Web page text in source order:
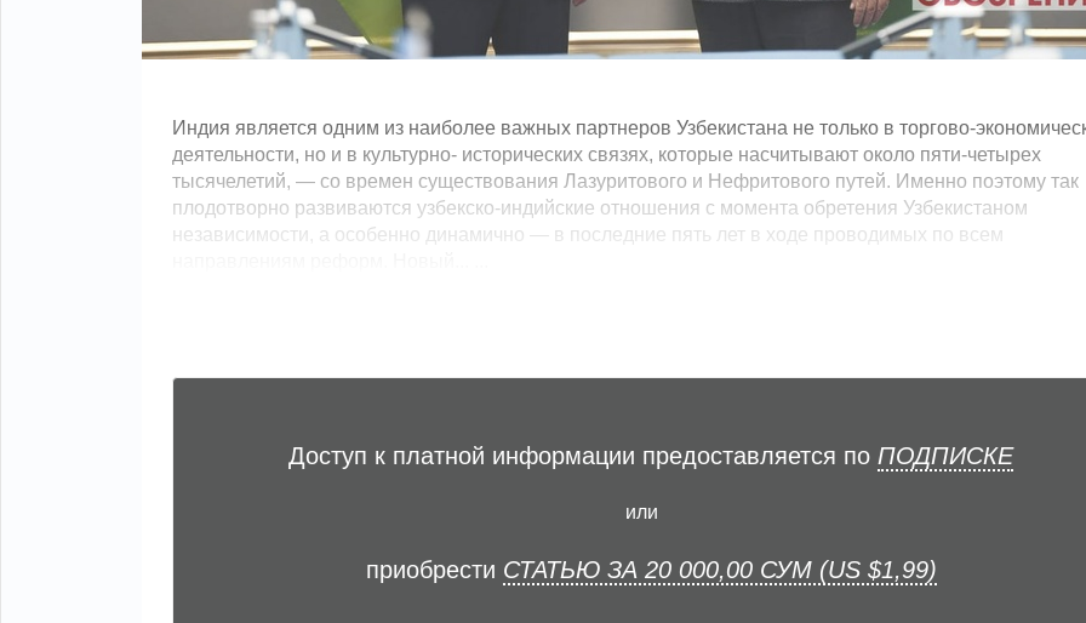
Индия является одним из наиболее важных партнеров Узбекистана не только в торгово-
деятельности, но и в культурно- исторических связях, которые насчитывают около пяти-четырех
тысячелетий, — со времен существования Лазуритового и Нефритового путей. Именно поэтому так
плодотворно развиваются узбекско-индийские отношения с момента обретения Узбекистаном
независимости, а особенно динамично — в последние пять лет в ходе проводимых по всем
Доступ к платной информации предоставляется по ПОДПИСКЕ
или
приобрести СТАТЬЮ ЗА 20 000,00 СУМ (US $1,99)